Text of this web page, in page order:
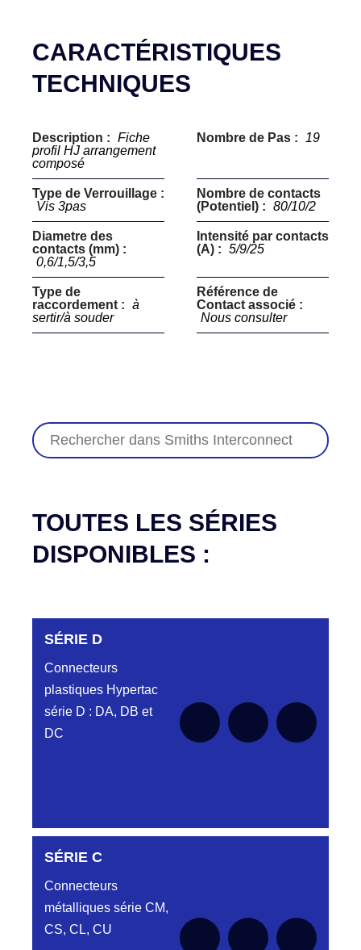
CARACTÉRISTIQUES
TECHNIQUES
Description : Fiche
profil HJ arrangement
composé
Nombre de Pas : 19
Type de Verrouillage :
Vis 3pas
Nombre de contacts
(Potentiel) : 80/10/2
Diametre des
contacts (mm) :
0,6/1,5/3,5
Intensité par contacts
(A) : 5/9/25
Type de
raccordement : à
sertir/à souder
Référence de
Contact associé :
Nous consulter
TOUTES LES SÉRIES
DISPONIBLES :
SÉRIE D
Connecteurs
plastiques Hypertac
série D : DA, DB et
DC
Aucune pièce disponible pour cette série pour
SÉRIE C
Connecteurs
métalliques série CM,
CS, CL, CU